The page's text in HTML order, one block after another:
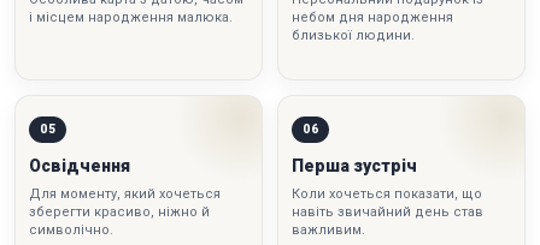
і місцем народження малюка.
небом дня народження
близької людини.
05
Освідчення
Для моменту, який хочеться
зберегти красиво, ніжно й
символічно.
06
Перша зустріч
Коли хочеться показати, що
навіть звичайний день став
важливим.